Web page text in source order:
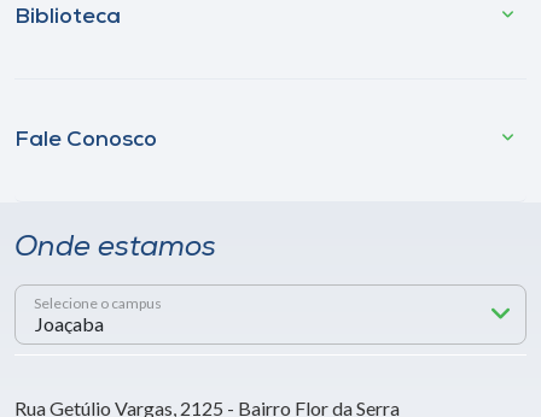
Biblioteca
Fale Conosco
Onde estamos
Selecione o campus
Rua Getúlio Vargas, 2125 - Bairro Flor da Serra